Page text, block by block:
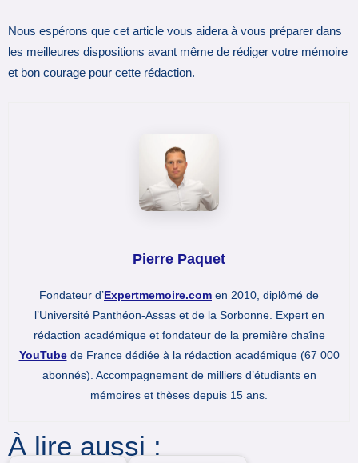
Nous espérons que cet article vous aidera à vous préparer dans
les meilleures dispositions avant même de rédiger votre mémoire
et bon courage pour cette rédaction.
Pierre Paquet
Fondateur d’Expertmemoire.com en 2010, diplômé de
l’Université Panthéon-Assas et de la Sorbonne. Expert en
rédaction académique et fondateur de la première chaîne
YouTubede France dédiée à la rédaction académique (67 000
abonnés). Accompagnement de milliers d’étudiants en
mémoires et thèses depuis 15 ans.
À lire aussi :